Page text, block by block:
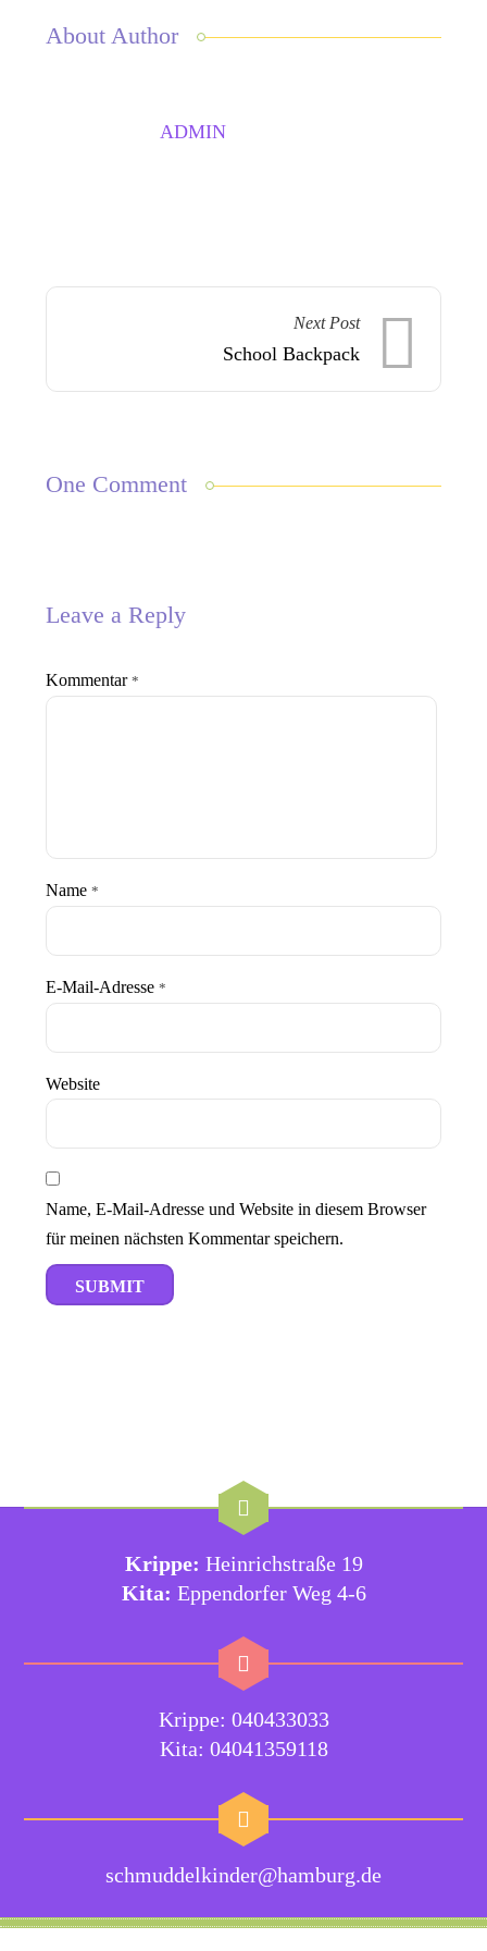
About Author
ADMIN
Next Post
School Backpack
One Comment
Leave a Reply
Kommentar*
Name*
E-Mail-Adresse*
Website
Name, E-Mail-Adresse und Website in diesem Browser
für meinen nächsten Kommentar speichern.
Krippe: Heinrichstraße 19
Kita: Eppendorfer Weg 4-6
Krippe: 040433033
Kita: 04041359118
schmuddelkinder@hamburg.de